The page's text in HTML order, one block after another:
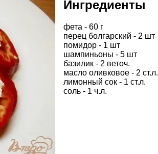
Ингредиенты
фета - 60 г
перец болгарский - 2 шт
помидор - 1 шт
шампиньоны - 5 шт
базилик - 2 веточ.
масло оливковое - 2 ст.л.
лимонный сок - 1 ст.л.
соль - 1 ч.л.